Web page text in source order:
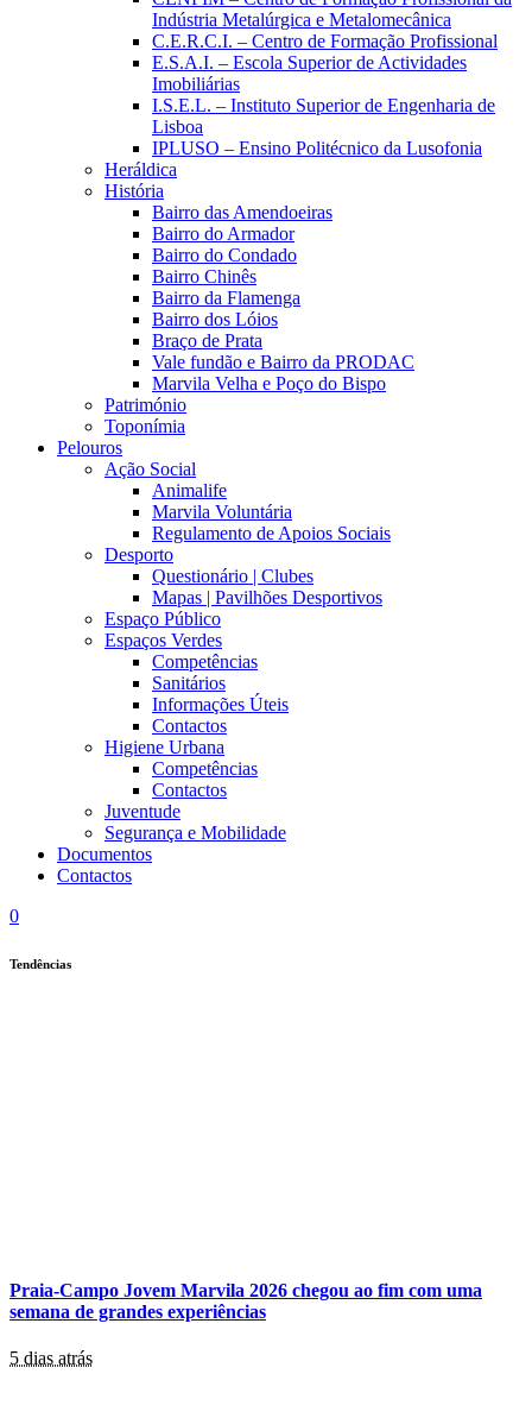
Indústria Metalúrgica e Metalomecânica
C.E.R.C.I. – Centro de Formação Profissional
E.S.A.I. – Escola Superior de Actividades
Imobiliárias
I.S.E.L. – Instituto Superior de Engenharia de
Lisboa
IPLUSO – Ensino Politécnico da Lusofonia
Heráldica
História
Bairro das Amendoeiras
Bairro do Armador
Bairro do Condado
Bairro Chinês
Bairro da Flamenga
Bairro dos Lóios
Braço de Prata
Vale fundão e Bairro da PRODAC
Marvila Velha e Poço do Bispo
Património
Toponímia
Pelouros
Ação Social
Animalife
Marvila Voluntária
Regulamento de Apoios Sociais
Desporto
Questionário | Clubes
Mapas | Pavilhões Desportivos
Espaço Público
Espaços Verdes
Competências
Sanitários
Informações Úteis
Contactos
Higiene Urbana
Competências
Contactos
Juventude
Segurança e Mobilidade
Documentos
Contactos
0
Tendências
Praia-Campo Jovem Marvila 2026 chegou ao fim com uma
semana de grandes experiências
5 dias atrás